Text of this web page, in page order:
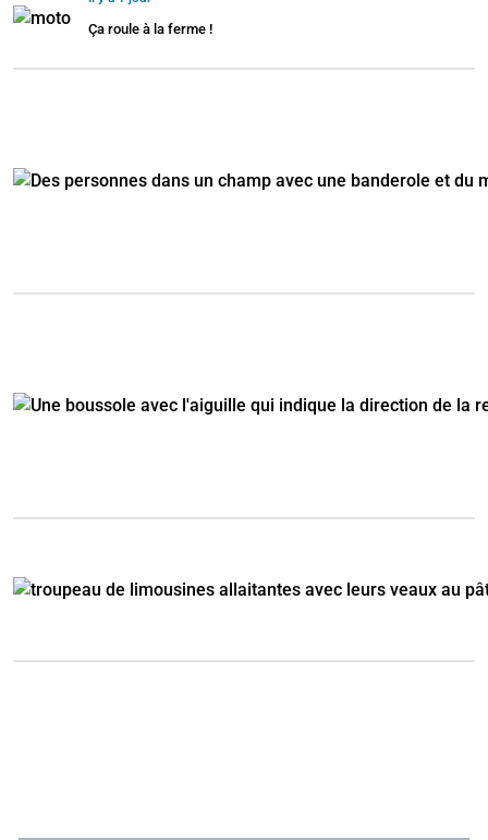
Ça roule à la ferme !